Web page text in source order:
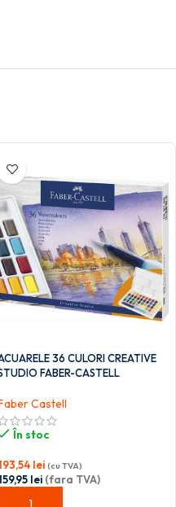
36 CULORI CREATIVE
FABER-CASTELL
Castell
În stoc
lei (cu TVA)
lei (fara TVA)
ADAUGĂ ÎN COȘ